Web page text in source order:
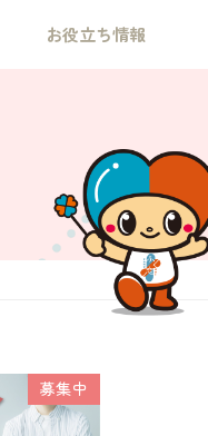
お役立ち情報
募集中